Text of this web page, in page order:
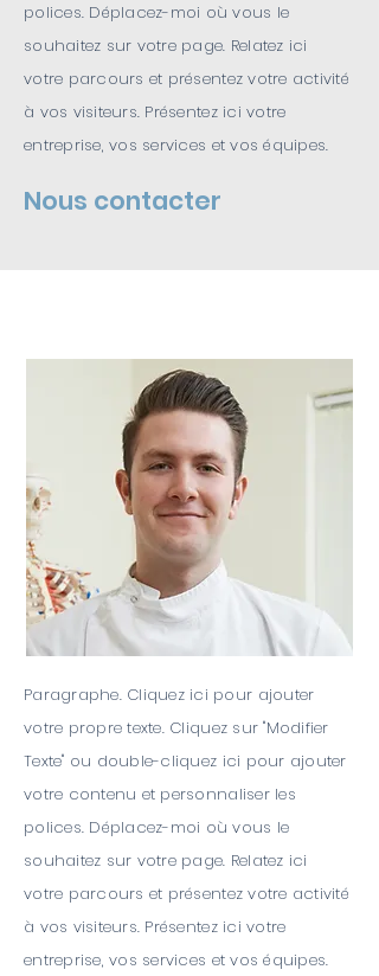
polices. Déplacez-moi où vous le
souhaitez sur votre page. Relatez ici
votre parcours et présentez votre activité
à vos visiteurs. Présentez ici votre
entreprise, vos services et vos équipes.
Nous contacter
Paragraphe. Cliquez ici pour ajouter
votre propre texte. Cliquez sur "Modifier
Texte" ou double-cliquez ici pour ajouter
votre contenu et personnaliser les
polices. Déplacez-moi où vous le
souhaitez sur votre page. Relatez ici
votre parcours et présentez votre activité
à vos visiteurs. Présentez ici votre
entreprise, vos services et vos équipes.